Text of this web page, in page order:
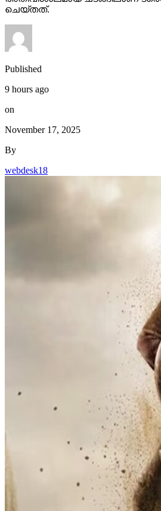
ചെയ്തത്.
Published
9 hours ago
on
November 17, 2025
By
webdesk18